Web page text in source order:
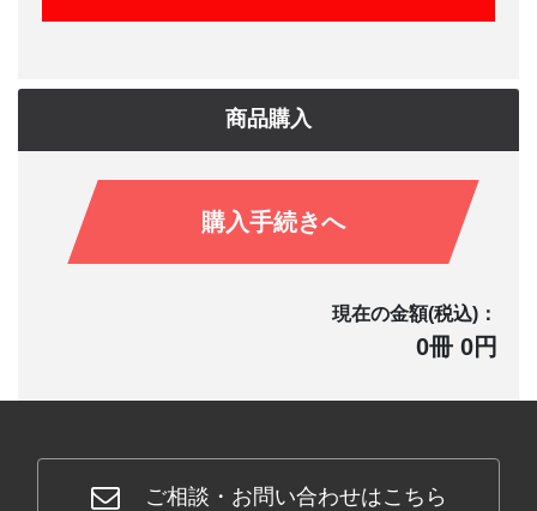
商品購入
購入手続きへ
現在の金額(税込)：
0冊 0円
ご相談・お問い合わせはこちら